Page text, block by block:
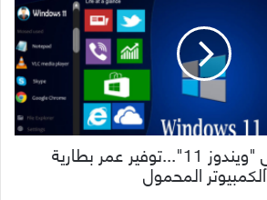
ميزة جديدة في "ويندوز 11"...توفير عمر بطارية
الكمبيوتر المحمول